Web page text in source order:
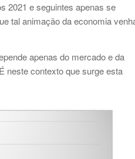
2021 e seguintes apenas se
tal animação da economia
apenas do mercado e da
neste contexto que surge esta